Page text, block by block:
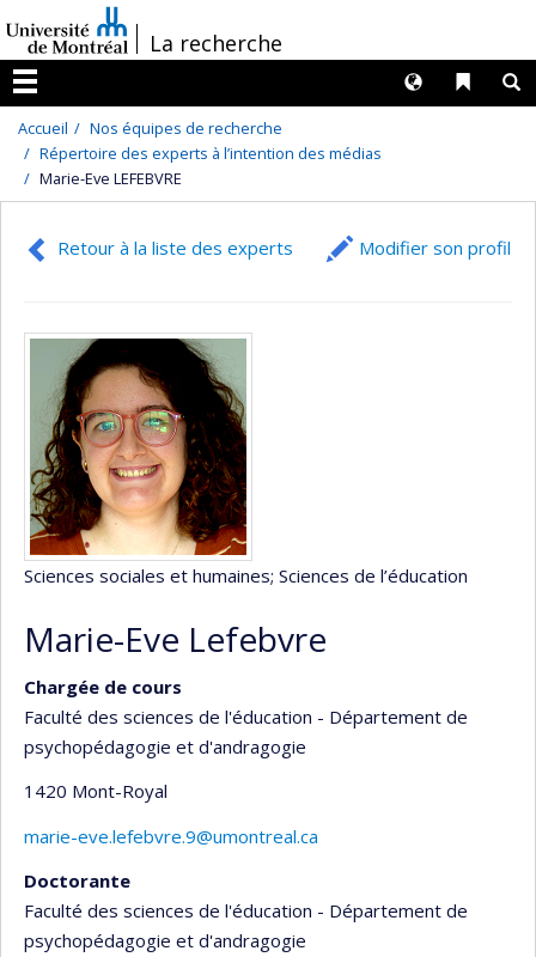
au
contenu
/La recherche
Menu
Liens
Langues
Accueil
Nos équipes de recherche
Répertoire des experts à l’intention des médias
Marie-Eve LEFEBVRE
Retour à la liste des experts Modifier son profil
Sciences sociales et humaines; Sciences de l’éducation
Marie-Eve Lefebvre
Chargée de cours
Faculté des sciences de l'éducation - Département de
psychopédagogie et d'andragogie
1420 Mont-Royal
marie-eve.lefebvre.9@umontreal.ca
Doctorante
Faculté des sciences de l'éducation - Département de
psychopédagogie et d'andragogie